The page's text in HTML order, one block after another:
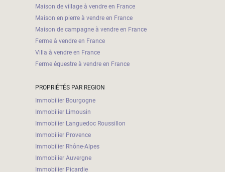
Maison de village à vendre en France
Maison en pierre à vendre en France
Maison de campagne à vendre en France
Ferme à vendre en France
Villa à vendre en France
Ferme équestre à vendre en France
PROPRIÉTÉS PAR REGION
Immobilier Bourgogne
Immobilier Limousin
Immobilier Languedoc Roussillon
Immobilier Provence
Immobilier Rhône-Alpes
Immobilier Auvergne
Immobilier Picardie